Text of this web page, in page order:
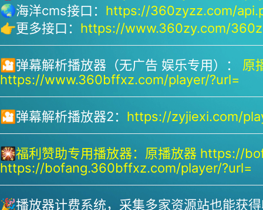
🌏海洋cms接口： https://360zyzz.com/
👉更多接口： https://www.360zy.com/
🎦弹幕解析播放器（无广告 娱乐专用）： 原
https://www.360bffxz.com/player/?url=
🎦弹幕解析播放器2： https://zyjiexi.com/
🎇福利赞助专用播放器： 原播放器 https://
https://bofang.360bffxz.com/player/?url=
🎉播放器计费系统，采集多家资源站也能获